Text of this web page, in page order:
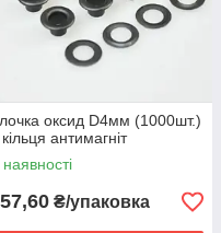
оксид D4мм (1000шт.)
антимагніт
₴/упаковка